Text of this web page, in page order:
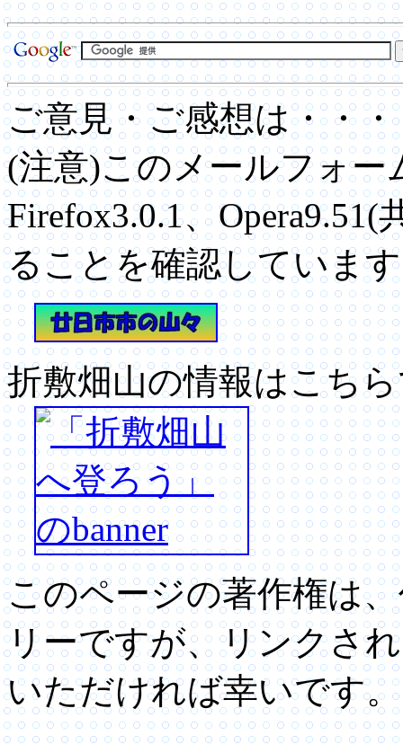
ご意見・ご感想は・・
(注意)このメールフォー
Firefox3.0.1、
ることを確認していま
折敷畑山の情報はこち
このページの著作権は
リーですが、リンクさ
いただければ幸いです。